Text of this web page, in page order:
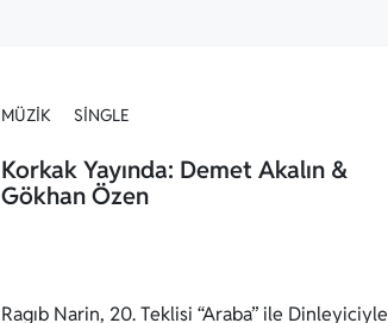
MÜZIK SINGLE
Korkak Yayında: Demet Akalın &
Gökhan Özen
Ragıb Narin, 20. Teklisi “Araba” ile Dinleyiciyle